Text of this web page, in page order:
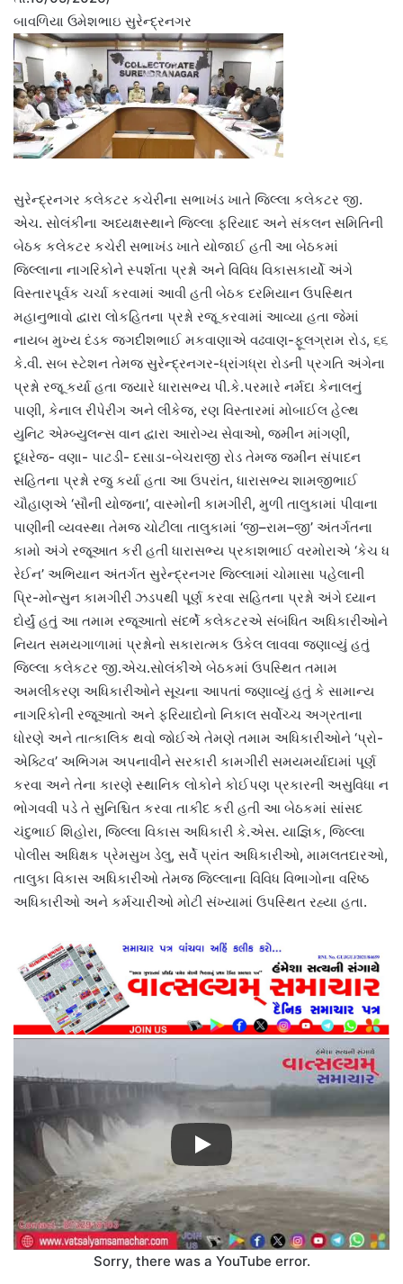
બાવળિયા ઉમેશભાઇ સુરેન્દ્રનગર
સુરેન્દ્રનગર કલેકટર કચેરીના સભાખંડ ખાતે જિલ્લા કલેકટર જી.
એચ. સોલંકીના અધ્યક્ષસ્થાને જિલ્લા ફરિયાદ અને સંકલન સમિતિની
બેઠક કલેકટર કચેરી સભાખંડ ખાતે યોજાઈ હતી આ બેઠકમાં
જિલ્લાના નાગરિકોને સ્પર્શતા પ્રશ્નો અને વિવિધ વિકાસકાર્યો અંગે
વિસ્તારપૂર્વક ચર્ચા કરવામાં આવી હતી બેઠક દરમિયાન ઉપસ્થિત
મહાનુભાવો દ્વારા લોકહિતના પ્રશ્નો રજૂ કરવામાં આવ્યા હતા જેમાં
નાયબ મુખ્ય દંડક જગદીશભાઈ મકવાણાએ વઢવાણ-ફૂલગ્રામ રોડ, ૬૬
કે.વી. સબ સ્ટેશન તેમજ સુરેન્દ્રનગર-ધ્રાંગધ્રા રોડની પ્રગતિ અંગેના
પ્રશ્નો રજૂ કર્યા હતા જ્યારે ધારાસભ્ય પી.કે.પરમારે નર્મદા કેનાલનું
પાણી, કેનાલ રીપેરીંગ અને લીકેજ, રણ વિસ્તારમાં મોબાઈલ હેલ્થ
યુનિટ એમ્બ્યુલન્સ વાન દ્વારા આરોગ્ય સેવાઓ, જમીન માંગણી,
દૂધરેજ- વણા- પાટડી- દસાડા-બેચરાજી રોડ તેમજ જમીન સંપાદન
સહિતના પ્રશ્નો રજુ કર્યા હતા આ ઉપરાંત, ધારાસભ્ય શામજીભાઈ
ચૌહાણએ ‘સૌની યોજના’, વાસ્મોની કામગીરી, મુળી તાલુકામાં પીવાના
પાણીની વ્યવસ્થા તેમજ ચોટીલા તાલુકામાં ‘જી–રામ–જી’ અંતર્ગતના
કામો અંગે રજૂઆત કરી હતી ધારાસભ્ય પ્રકાશભાઈ વરમોરાએ ‘કેચ ધ
રેઈન’ અભિયાન અંતર્ગત સુરેન્દ્રનગર જિલ્લામાં ચોમાસા પહેલાની
પ્રિ-મોન્સુન કામગીરી ઝડપથી પૂર્ણ કરવા સહિતના પ્રશ્નો અંગે ધ્યાન
દોર્યું હતું આ તમામ રજૂઆતો સંદર્ભે કલેકટરએ સંબંધિત અધિકારીઓને
નિયત સમયગાળામાં પ્રશ્નોનો સકારાત્મક ઉકેલ લાવવા જણાવ્યું હતું
જિલ્લા કલેકટર જી.એચ.સોલંકીએ બેઠકમાં ઉપસ્થિત તમામ
અમલીકરણ અધિકારીઓને સૂચના આપતાં જણાવ્યું હતું કે સામાન્ય
નાગરિકોની રજૂઆતો અને ફરિયાદોનો નિકાલ સર્વોચ્ચ અગ્રતાના
ધોરણે અને તાત્કાલિક થવો જોઈએ તેમણે તમામ અધિકારીઓને ‘પ્રો-
એક્ટિવ’ અભિગમ અપનાવીને સરકારી કામગીરી સમયમર્યાદામાં પૂર્ણ
કરવા અને તેના કારણે સ્થાનિક લોકોને કોઈપણ પ્રકારની અસુવિધા ન
ભોગવવી પડે તે સુનિશ્ચિત કરવા તાકીદ કરી હતી આ બેઠકમાં સાંસદ
ચંદુભાઈ શિહોરા, જિલ્લા વિકાસ અધિકારી કે.એસ. યાજ્ઞિક, જિલ્લા
પોલીસ અધિક્ષક પ્રેમસુખ ડેલુ, સર્વે પ્રાંત અધિકારીઓ, મામલતદારઓ,
તાલુકા વિકાસ અધિકારીઓ તેમજ જિલ્લાના વિવિધ વિભાગોના વરિષ્ઠ
અધિકારીઓ અને કર્મચારીઓ મોટી સંખ્યામાં ઉપસ્થિત રહ્યા હતા.
Sorry, there was a YouTube error.